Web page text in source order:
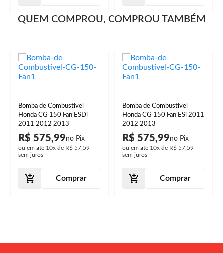
QUEM COMPROU, COMPROU TAMBÉM
Bomba de Combustível
Honda CG 150 Fan ESDi
2011 2012 2013
R$ 575,99
ou em até 10x de R$ 57,59
sem juros
Comprar
Bomba de Combustível
Honda CG 150 Fan ESi 2011
2012 2013
R$ 575,99
ou em até 10x de R$ 57,59
sem juros
Comprar